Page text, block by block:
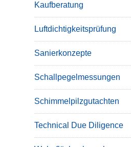
Kaufberatung
Luftdichtigkeitsprüfung
Sanierkonzepte
Schallpegelmessungen
Schimmelpilzgutachten
Technical Due Diligence